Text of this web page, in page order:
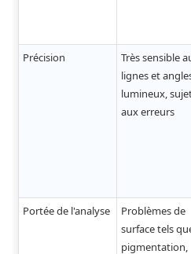
Précision
Très sensible
lignes et
lumineux,
aux erreurs
Portée de l'analyse
Problèmes de
surface tels
pigmentation,